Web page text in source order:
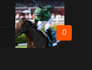
0